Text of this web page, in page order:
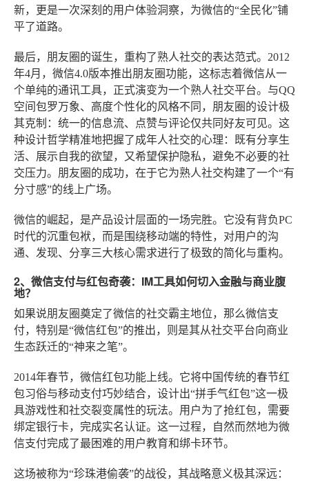
新，更是一次深刻的用户体验洞察，为微信的“全民化”铺
平了道路。
最后，朋友圈的诞生，重构了熟人社交的表达范式。2012
年4月，微信4.0版本推出朋友圈功能，这标志着微信从一
个单纯的通讯工具，正式演变为一个熟人社交平台。与QQ
空间包罗万象、高度个性化的风格不同，朋友圈的设计极
其克制：统一的信息流、点赞与评论仅共同好友可见。这
种设计哲学精准地把握了成年人社交的心理：既有分享生
活、展示自我的欲望，又希望保护隐私，避免不必要的社
交压力。朋友圈的成功，在于它为熟人社交构建了一个“有
分寸感”的线上广场。
微信的崛起，是产品设计层面的一场完胜。它没有背负PC
时代的沉重包袱，而是围绕移动端的特性，对用户的沟
通、发现、分享三大核心需求进行了极致的简化与重构。
2、微信支付与红包奇袭：IM工具如何切入金融与商业腹
地？
如果说朋友圈奠定了微信的社交霸主地位，那么微信支
付，特别是“微信红包”的推出，则是其从社交平台向商业
生态跃迁的“神来之笔”。
2014年春节，微信红包功能上线。它将中国传统的春节红
包习俗与移动支付巧妙结合，设计出“拼手气红包”这一极
具游戏性和社交裂变属性的玩法。用户为了抢红包，需要
绑定银行卡，完成实名认证。这一过程，自然而然地为微
信支付完成了最困难的用户教育和绑卡环节。
这场被称为“珍珠港偷袭”的战役，其战略意义极其深远：